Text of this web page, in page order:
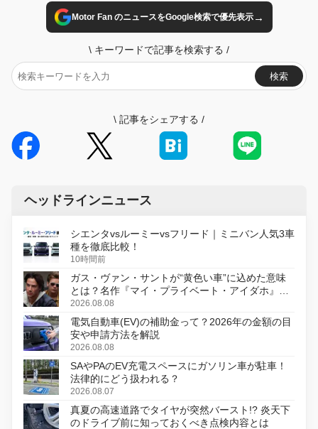
Motor Fan のニュースをGoogle検索で優先表示→
\ キーワードで記事を検索する /
検索
\ 記事をシェアする /
ヘッドラインニュース
シエンタvsルーミーvsフリード｜ミニバン人気3車
種を徹底比較！
10時間前
ガス・ヴァン・サントが“黄色い車”に込めた意味
とは？名作『マイ・プライベート・アイダホ』が
初のデジタルリマスター版で復活
2026.08.08
電気自動車(EV)の補助金って？2026年の金額の目
安や申請方法を解説
2026.08.08
SAやPAのEV充電スペースにガソリン車が駐車！
法律的にどう扱われる？
2026.08.07
真夏の高速道路でタイヤが突然バースト!? 炎天下
のドライブ前に知っておくべき点検内容とは